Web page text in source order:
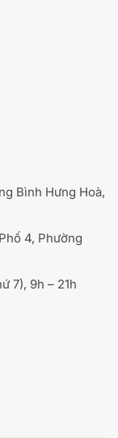
Bình Hưng Hoà,
4, Phường
7), 9h – 21h